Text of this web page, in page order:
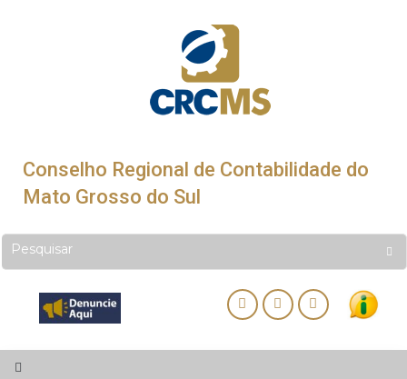
Conselho Regional de Contabilidade do
Mato Grosso do Sul